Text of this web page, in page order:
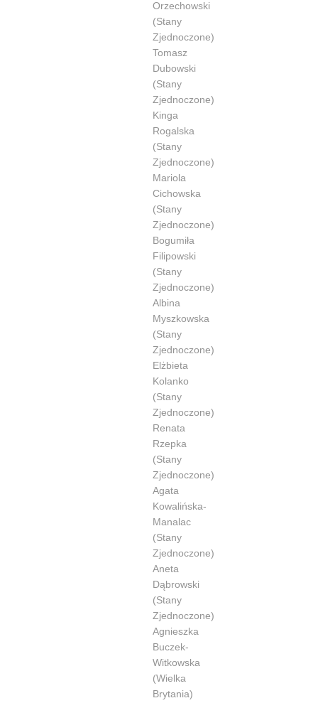
Orzechowski
(Stany
Zjednoczone)
Tomasz
Dubowski
(Stany
Zjednoczone)
Kinga
Rogalska
(Stany
Zjednoczone)
Mariola
Cichowska
(Stany
Zjednoczone)
Bogumiła
Filipowski
(Stany
Zjednoczone)
Albina
Myszkowska
(Stany
Zjednoczone)
Elżbieta
Kolanko
(Stany
Zjednoczone)
Renata
Rzepka
(Stany
Zjednoczone)
Agata
Kowalińska-
Manalac
(Stany
Zjednoczone)
Aneta
Dąbrowski
(Stany
Zjednoczone)
Agnieszka
Buczek-
Witkowska
(Wielka
Brytania)